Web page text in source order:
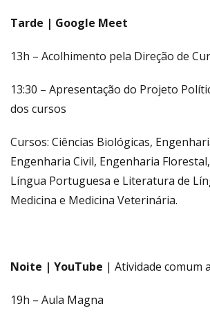
Tarde | Google Meet
13h – Acolhimento pela Direção de
13:30 – Apresentação do Projeto
dos cursos
Cursos: Ciências Biológicas,
Engenharia Civil, Engenharia
Língua Portuguesa e Literatura de
Medicina e Medicina Veterinária.
Noite | YouTube | Atividade comum
19h – Aula Magna